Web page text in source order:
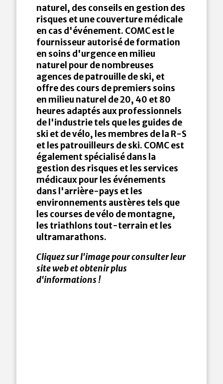
naturel, des conseils en gestion des
risques et une couverture médicale
en cas d'événement. COMC est le
fournisseur autorisé de formation
en soins d'urgence en milieu
naturel pour de nombreuses
agences de patrouille de ski, et
offre des cours de premiers soins
en milieu naturel de 20, 40 et 80
heures adaptés aux professionnels
de l'industrie tels que les guides de
ski et de vélo, les membres de la R-S
et les patrouilleurs de ski. COMC est
également spécialisé dans la
gestion des risques et les services
médicaux pour les événements
dans l'arrière-pays et les
environnements austères tels que
les courses de vélo de montagne,
les triathlons tout-terrain et les
ultramarathons.
Cliquez sur l'image pour consulter leur
site web et obtenir plus
d'informations !